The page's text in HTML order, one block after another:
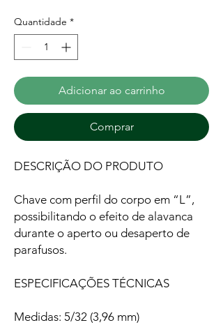
Quantidade *
Adicionar ao carrinho
Comprar
DESCRIÇÃO DO PRODUTO
Chave com perfil do corpo em “L”,
possibilitando o efeito de alavanca
durante o aperto ou desaperto de
parafusos.
ESPECIFICAÇÕES TÉCNICAS
Medidas: 5/32 (3,96 mm)